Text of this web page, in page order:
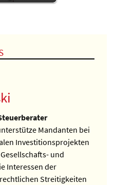
Mandanten bei
Investitionsprojekten
und
Interessen der
Streitigkeiten